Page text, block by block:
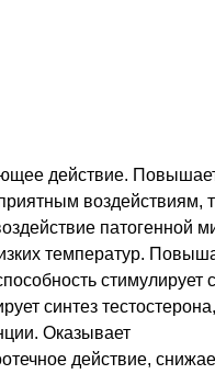
действие.
воздействиям,
патогенной
температур.
стимулирует
синтез
Оказывает
действие,